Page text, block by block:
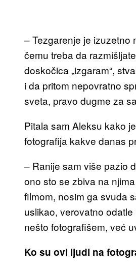
– Tezgarenje je izuzetno
čemu treba da
doskočica „izgaram“,
i da pritom nepovratno
sveta, pravo dugme za
Pitala sam Aleksu kako
fotografija kakve danas
– Ranije sam više pazio
ono sto se zbiva na
filmom, nosim ga svuda
uslikao, verovatno
nešto fotografišem, već
Ko su ovi ljudi na